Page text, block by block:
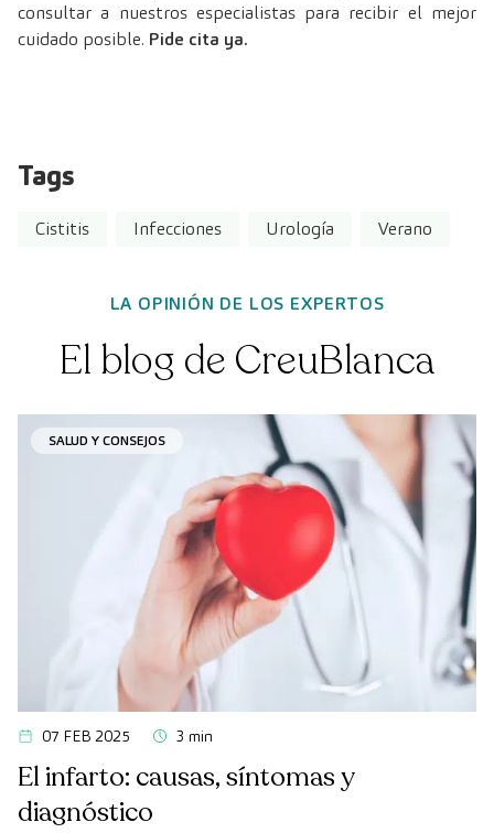
consultar a nuestros especialistas para recibir el mejor
cuidado posible. Pide cita ya.
Tags
Cistitis Infecciones Urología Verano
LA OPINIÓN DE LOS EXPERTOS
El blog de CreuBlanca
SALUD Y CONSEJOS
07 FEB 2025 3 min
El infarto: causas, síntomas y
diagnóstico